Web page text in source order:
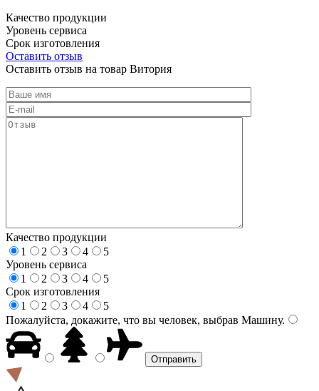
Качество продукции
Уровень сервиса
Срок изготовления
Оставить отзыв
Оставить отзыв на товар Витория
Качество продукции
1
2 3 4
5
Уровень сервиса
1
2 3 4
5
Срок изготовления
1
2 3 4
5
Пожалуйста, докажите, что вы человек, выбрав Машину.